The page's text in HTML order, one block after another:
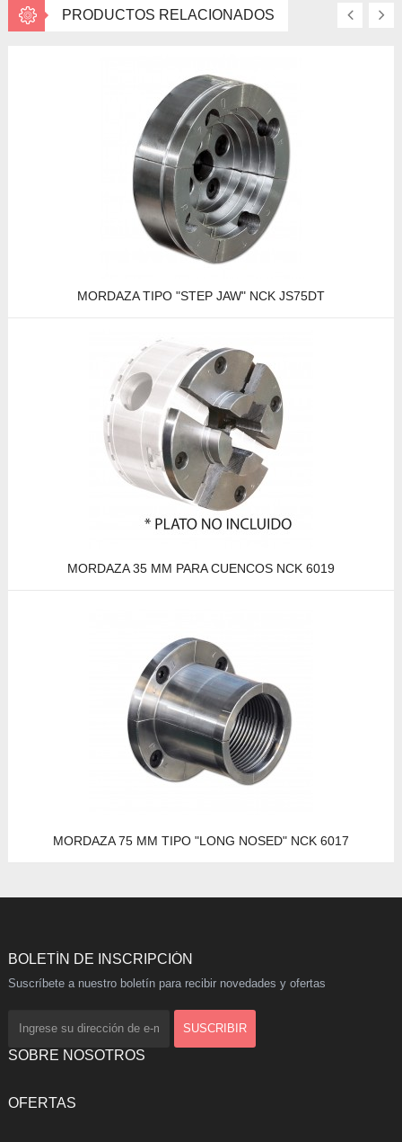
PRODUCTOS RELACIONADOS
MORDAZA TIPO "STEP JAW" NCK JS75DT
MORDAZA 35 MM PARA CUENCOS NCK 6019
MORDAZA 75 MM TIPO "LONG NOSED" NCK 6017
BOLETÍN DE INSCRIPCIÓN
Suscríbete a nuestro boletín para recibir novedades y ofertas
SOBRE NOSOTROS
OFERTAS